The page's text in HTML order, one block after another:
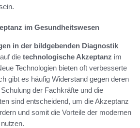
im Gesundheitswesen
in der bildgebenden Diagnostik
die technologische Akzeptanz im
Technologien bieten oft verbesserte
gibt es häufig Widerstand gegen deren
der Fachkräfte und die
sind entscheidend, um die Akzeptanz
und somit die Vorteile der modernen